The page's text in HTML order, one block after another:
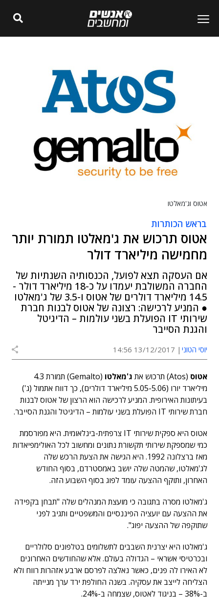
אטוס וג'מאלטו
בראש הכותרות
אטוס תרכוש את ג'מאלטו תמורת יותר
מחמישה מיליארד דולר
אם העסקה תצא לפועל, הכנסותיה השנתיות של
החברה המשולבת יעמדו על כ-18 מיליארד דולר -
14.5 מיליארד דולרים של אטוס ו-3.5 של ג'מאלטו
● המניע לרכישה: רצונה של אטוס לבנות חברת
שירותי IT הפועלת בשני עולמות – הדיגיטל
והגנת הסייבר
יוסי הטוני 13/12/2017 14:56
אטוס (Atos) תרכוש את ג'מאלטו
(Gemalto) תמורת 4.3
מיליארד יורו (5.05-5.06 מיליארד דולרים), כך דווח אתמול (ג')
בעיתונות האירופית. המניע לרכישה הוא הרצון של אטוס לבנות
חברת שירותי IT הפועלת בשני עולמות – הדיגיטל והגנת הסייבר.
אטוס היא ספקית שירותי IT צרפתית-בינלאומית. היא מפורסמת
כמי שמספקת שירותי תקשורת נתונים ומחשוב לכל האולימפיאדות
מאז ברצלונה 1992. היא הגישה את הצעת הרכש שלה
לג'מאלטו, שהמטה שלה יושב באמסטרדם, בסוף החודש
האחרון, ותוקף ההצעה עומד לפוג בסוף השבוע הזה.
ג'מאלטו מסרה בתגובה כי מועצת המנהלים שלה "תבחן בקפידה
את ההצעה עם יועציה הפיננסיים והמשפטיים ותגיב לפני
שתוקפה של ההצעה יפוג".
ג'מאלטו היא יצרנית השבבים לתשלומים בטלפונים סלולריים
ובכרטיסי אשראי – הגדולה בעולם. אלא שהחודשים האחרונים
לא האירו לה פנים, כאשר נאלצה לפרסם ארבע אזהרות רווח ולא
הצליחה לייצב את עסקיה. בשנה החולפת ירד ערך מנייתה
ב-38% – בניגוד לאטוס, שצמחה ב-24%.